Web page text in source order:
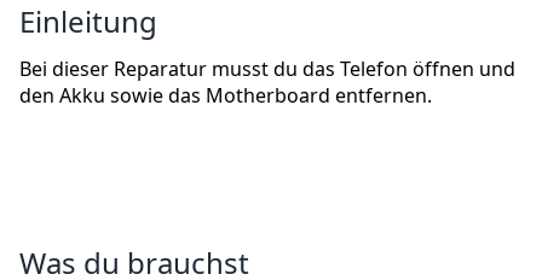
Einleitung
Bei dieser Reparatur musst du das Telefon öffnen und
den Akku sowie das Motherboard entfernen.
Was du brauchst